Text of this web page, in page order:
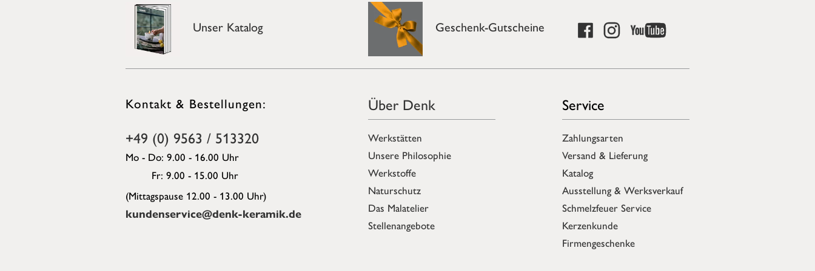
Unser Katalog Geschenk-Gutscheine
Kontakt & Bestellungen:
+49 (0) 9563 / 513320
Mo - Do: 9.00 - 16.00 Uhr
Fr: 9.00 - 15.00 Uhr
(Mittagspause 12.00 - 13.00 Uhr)
kundenservice@denk-keramik.de
Über Denk
Werkstätten
Unsere Philosophie
Werkstoffe
Naturschutz
Das Malatelier
Stellenangebote
Service
Zahlungsarten
Versand & Lieferung
Katalog
Ausstellung & Werksverkauf
Schmelzfeuer Service
Kerzenkunde
Firmengeschenke